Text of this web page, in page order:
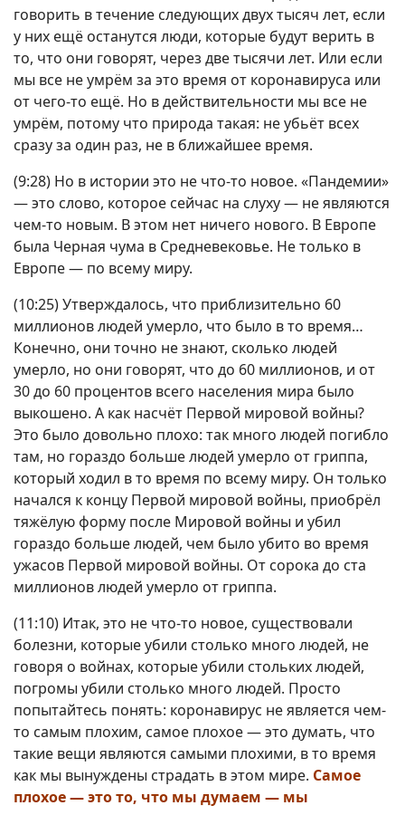
говорить в течение следующих двух тысяч лет, если
у них ещё останутся люди, которые будут верить в
то, что они говорят, через две тысячи лет. Или если
мы все не умрём за это время от коронавируса или
от чего-то ещё. Но в действительности мы все не
умрём, потому что природа такая: не убьёт всех
сразу за один раз, не в ближайшее время.
(9:28) Но в истории это не что-то новое. «Пандемии»
— это слово, которое сейчас на слуху — не являются
чем-то новым. В этом нет ничего нового. В Европе
была Черная чума в Средневековье. Не только в
Европе — по всему миру.
(10:25) Утверждалось, что приблизительно 60
миллионов людей умерло, что было в то время…
Конечно, они точно не знают, сколько людей
умерло, но они говорят, что до 60 миллионов, и от
30 до 60 процентов всего населения мира было
выкошено. А как насчёт Первой мировой войны?
Это было довольно плохо: так много людей погибло
там, но гораздо больше людей умерло от гриппа,
который ходил в то время по всему миру. Он только
начался к концу Первой мировой войны, приобрёл
тяжёлую форму после Мировой войны и убил
гораздо больше людей, чем было убито во время
ужасов Первой мировой войны. От сорока до ста
миллионов людей умерло от гриппа.
(11:10) Итак, это не что-то новое, существовали
болезни, которые убили столько много людей, не
говоря о войнах, которые убили стольких людей,
погромы убили столько много людей. Просто
попытайтесь понять: коронавирус не является чем-
то самым плохим, самое плохое — это думать, что
такие вещи являются самыми плохими, в то время
как мы вынуждены страдать в этом мире. Самое
плохое — это то, что мы думаем — мы